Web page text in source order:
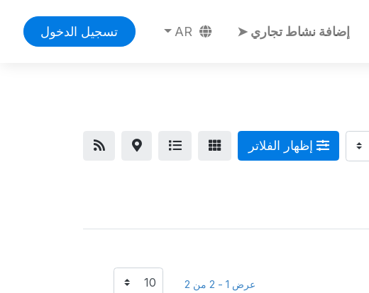
إضافة نشاط تجاري ➤ تسجيل الدخول
إظهار الفلاتر
عرض 1 - 2 من 2